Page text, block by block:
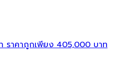
ราคาถูกเพียง 405,000 บาท